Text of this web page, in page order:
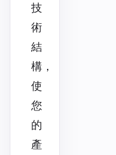
技
術
結
構，
使
您
的
產